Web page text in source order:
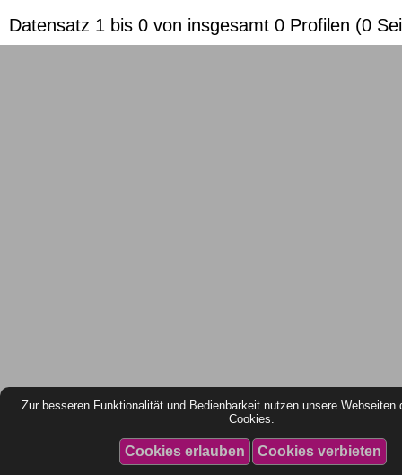
Zur besseren Funktionalität und Bedienbarkeit nutzen unsere Webseiten
Cookies.
Datensatz 1 bis 0 von insgesamt 0 Profilen (0